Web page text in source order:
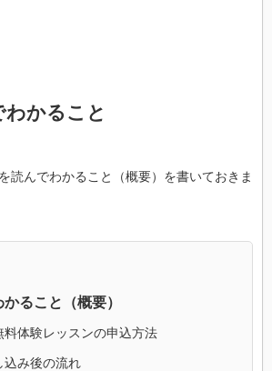
わかること
読んでわかること（概要）を書いておきま
ること（概要）
料体験レッスンの申込方法
込み後の流れ